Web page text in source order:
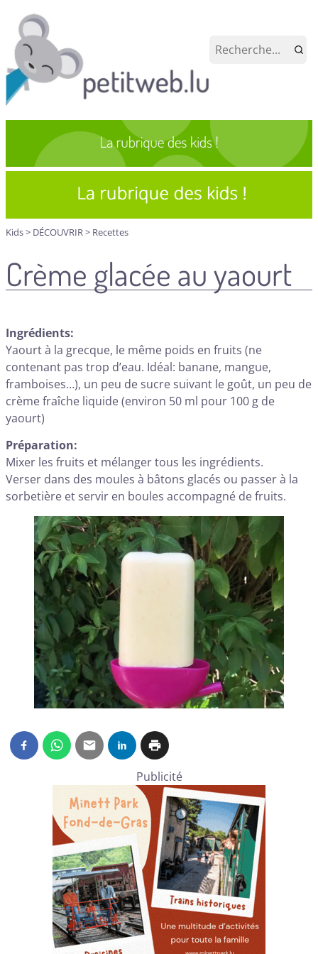
Kids> DÉCOUVRIR> Recettes
Crème glacée au yaourt
Ingrédients:
Yaourt à la grecque, le même poids en fruits (ne
contenant pas trop d’eau. Idéal: banane, mangue,
framboises…), un peu de sucre suivant le goût, un peu de
crème fraîche liquide (environ 50 ml pour 100 g de
yaourt)
Préparation:
Mixer les fruits et mélanger tous les ingrédients.
Verser dans des moules à bâtons glacés ou passer à la
sorbetière et servir en boules accompagné de fruits.
Publicité